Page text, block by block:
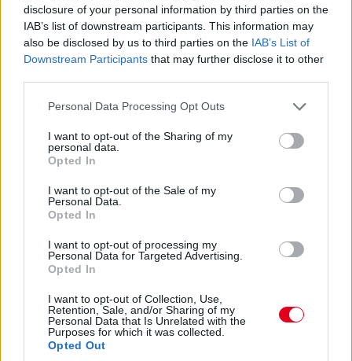
disclosure of your personal information by third parties on the
IAB’s list of downstream participants. This information may
also be disclosed by us to third parties on the IAB’s List of
Downstream Participants that may further disclose it to other
Please note that this website/app uses one or more Google
not limited to your visit or usage behaviour. You may click to
grant or deny consent to Google and its third-party tags to
use your data for below specified purposes in below Google
consent section.
Personal Data Processing Opt Outs
I want to opt-out of the Sharing of my
personal data.
Opted In
I want to opt-out of the Sale of my
Personal Data.
Opted In
I want to opt-out of processing my
Personal Data for Targeted Advertising.
Opted In
I want to opt-out of Collection, Use,
Retention, Sale, and/or Sharing of my
Personal Data that Is Unrelated with the
Purposes for which it was collected.
Opted Out
07:59
Közben megszületett az ítélet az imént említett Albon-ügyben:
1000 eurós bírságot kapott a Williams. Az egyik gumi ugyanis
egy másik szettből került az autóra, nem ugyanabból, mint a
az Alpine bejelentette Pierre Gaslyt
az AlphaTauri pedig
Nyck de Vriest . Érdemes végigböngészni a híreinket, mert már
versenyzőktől egyaránt.
Az FP3 után egyébként vizsgálatot indítottak Alexander Albon
és a Williams ellen, mivel összekevertek valamit a brit-thai által